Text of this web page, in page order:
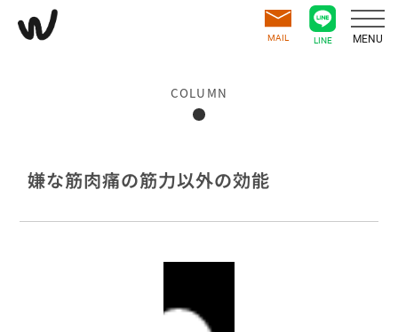
MAIL LINE MENU
嫌な筋肉痛の筋力以外の効能
COLUMN